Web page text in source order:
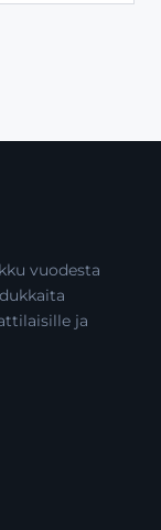
vuodesta
ja